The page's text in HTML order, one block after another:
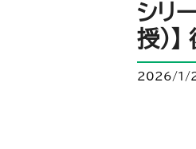
シリ
授）
2026/1/